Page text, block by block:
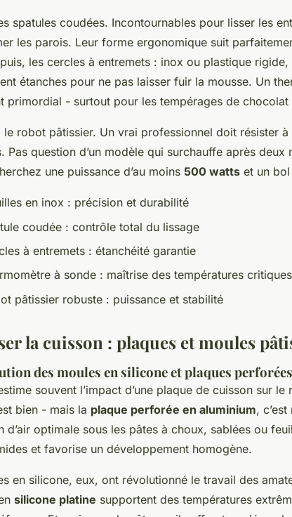
spatules coudées. Incontournables pour lisser les
les parois. Leur forme ergonomique suit
les cercles à entremets : inox ou plastique
étanches pour ne pas laisser fuir la mousse. Un
primordial - surtout pour les tempérages de chocolat
le robot pâtissier. Un vrai professionnel doit résister
Pas question d’un modèle qui surchauffe après deux
une puissance d’au moins 500 watts et un bol
en inox : précision et durabilité
coudée : contrôle total du lissage
à entremets : étanchéité garantie
à sonde : maîtrise des températures critiques
pâtissier robuste : puissance et stabilité
la cuisson : plaques et moules
des moules en silicone et plaques perforées
souvent l’impact d’une plaque de cuisson sur
bien - mais la plaque perforée en aluminium,
d’air optimale sous les pâtes à choux, sablées ou
et favorise un développement homogène.
en silicone, eux, ont révolutionné le travail des
silicone platine supportent des températures